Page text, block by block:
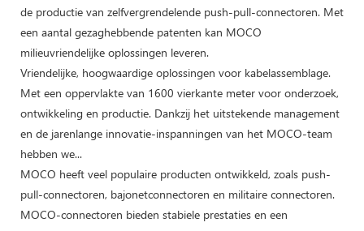
de productie van zelfvergrendelende push-pull-connectoren. Met
een aantal gezaghebbende patenten kan MOCO
milieuvriendelijke oplossingen leveren.
Vriendelijke, hoogwaardige oplossingen voor kabelassemblage.
Met een oppervlakte van 1600 vierkante meter voor onderzoek,
ontwikkeling en productie. Dankzij het uitstekende management
en de jarenlange innovatie-inspanningen van het MOCO-team
hebben we...
MOCO heeft veel populaire producten ontwikkeld, zoals push-
pull-connectoren, bajonetconnectoren en militaire connectoren.
MOCO-connectoren bieden stabiele prestaties en een